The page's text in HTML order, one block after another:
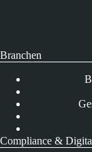
Branchen
Compliance &